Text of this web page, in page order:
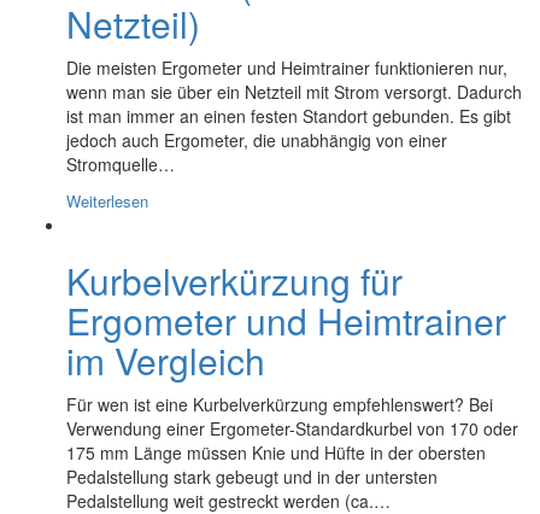
Netzteil)
Die meisten Ergometer und Heimtrainer funktionieren nur,
wenn man sie über ein Netzteil mit Strom versorgt. Dadurch
ist man immer an einen festen Standort gebunden. Es gibt
jedoch auch Ergometer, die unabhängig von einer
Stromquelle…
Weiterlesen
Kurbelverkürzung für
Ergometer und Heimtrainer
im Vergleich
Für wen ist eine Kurbelverkürzung empfehlenswert? Bei
Verwendung einer Ergometer-Standardkurbel von 170 oder
175 mm Länge müssen Knie und Hüfte in der obersten
Pedalstellung stark gebeugt und in der untersten
Pedalstellung weit gestreckt werden (ca.…